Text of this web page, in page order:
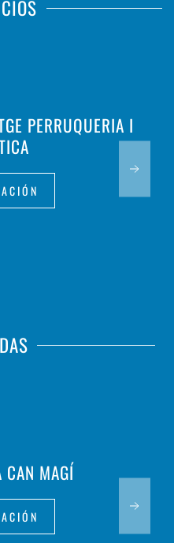
PERRUQUERIA I
CAN MAGÍ